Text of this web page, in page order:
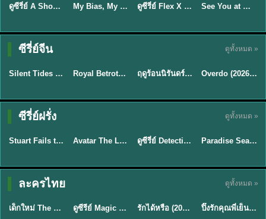
★8 EP.16ดูซีรี่ย์ A Shop for Killers 2 ร้านลับนักฆ่า ซีซัน 2 (2026) ซับไทย-พากย์ไทย My Bias, My Boss เมื่อเมนฉันเป็นประธานบริษัท (2026) พากย์ไทย ซับไทย EP.1-12 ★8 EP.16ดูซีรี่ย์ Flex X Cop คุณชายสายสืบ (2024) พากย์ไทย-ซับไทย EP.1-16 (จบ) ★9 See You at Work Tomorrow! เจอกันที่ออฟฟิศพรุ่งนี้นะ พากย์ไทย
ซีรี่ย์จีน ดูทั้งหมด »
★9.5
พากย์ไทย
Silent Tides คลื่นลมลวง (2025) พากย์ไทย ซับไทย EP.1-31 ★9 Royal Betrothal (2026) สัญญาวิวาห์แห่งราชวงศ์ พากย์ไทย ซับไทย EP1-32 ★8.8 ฤดูร้อนนิรันดร์ (2026) Never-Ending Summer พากย์ไทย EP.1-29
ซับไทย
Overdo (2026) รักเกินแค้น พากย์ไทย ซับไทย EP1-33 (จบ)
ซีรี่ย์ฝรั่ง ดูทั้งหมด »
★8.8 EP.2
พากย์ไทย
TH EP. 2
Stuart Fails to Save the Universe (2026) สจ๊วตล่มแผนกู้จักรวาล พากย์ไทย EP1-10 ★7.8 EP.7Avatar The Last Airbender 2 เณรน้อยเจ้าอภินิหาร พากย์ไทย EP.9ดูซีรี่ย์ Detective Hole (2026) พากย์ไทย HD ฟรี อัปเดตล่าสุด Netflix EP.8
พากย์ไทย
Paradise Season 2 (2026) พากย์ไทย EP1-8 ดูซีรี่ย์ฝรั่ง HD ครบทุกตอน
ละครไทย ดูทั้งหมด »
★ 8 EP.6
พากย์ไทย
เด็กใหม่ The Reset 2026 EP1-6 พากย์ไทย ดูซีรี่ย์ Netflix ล่าสุด HD ดูซีรีย์ Magic Move (2026) ทำนายทายรัก Thai EP.1-10 HD รักได้หรือ (2026) YOUNG Let's Begin Again พากย์ไทย EP.1-19 ★8
พากย์ไทย
ปิ๊งรักคุณพี่เย็นชา (2026) Frozen Valentine EP.1-10 (จบ)